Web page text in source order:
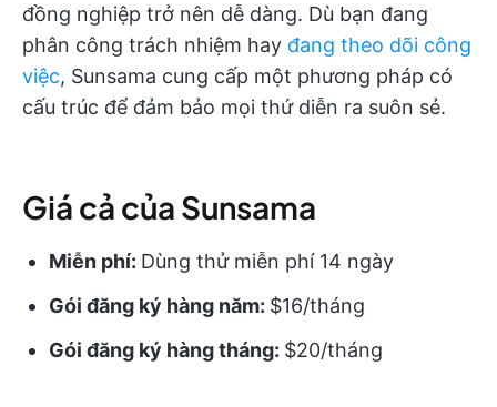
đồng nghiệp trở nên dễ dàng. Dù bạn đang
phân công trách nhiệm hay đang theo dõi công
việc, Sunsama cung cấp một phương pháp có
cấu trúc để đảm bảo mọi thứ diễn ra suôn sẻ.
Giá cả của Sunsama
Miễn phí: Dùng thử miễn phí 14 ngày
Gói đăng ký hàng năm: $16/tháng
Gói đăng ký hàng tháng: $20/tháng